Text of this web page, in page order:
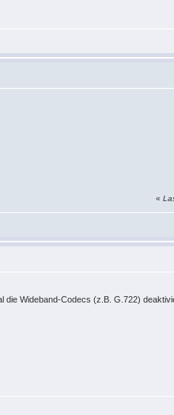
«
die Wideband-Codecs (z.B. G.722)